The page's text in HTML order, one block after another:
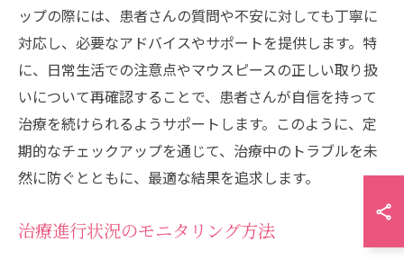
ップの際には、患者さんの質問や不安に対しても丁寧に
対応し、必要なアドバイスやサポートを提供します。特
に、日常生活での注意点やマウスピースの正しい取り扱
いについて再確認することで、患者さんが自信を持って
治療を続けられるようサポートします。このように、定
期的なチェックアップを通じて、治療中のトラブルを未
然に防ぐとともに、最適な結果を追求します。
治療進行状況のモニタリング方法